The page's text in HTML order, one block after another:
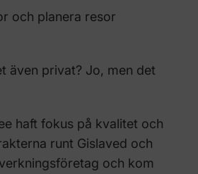
och planera resor
även privat? Jo, men det
haft fokus på kvalitet och
runt Gislaved och
och kom